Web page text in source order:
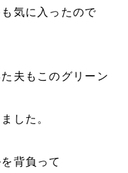
気に入ったので
夫もこのグリーン
した。
背負って